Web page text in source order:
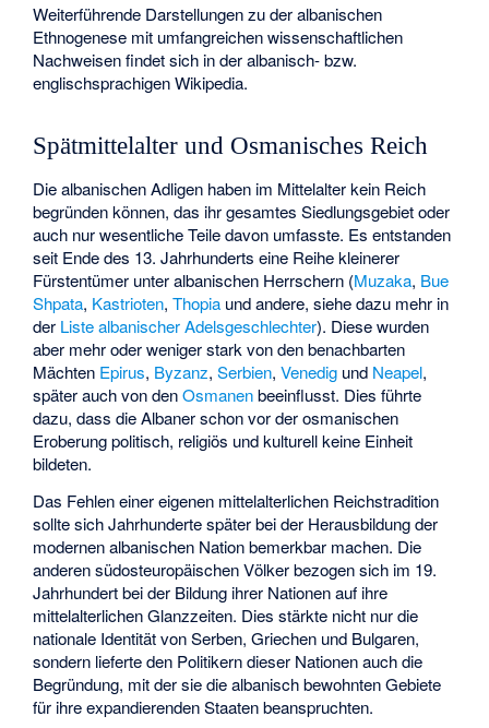
Weiterführende Darstellungen zu der albanischen
Ethnogenese mit umfangreichen wissenschaftlichen
Nachweisen findet sich in der albanisch- bzw.
englischsprachigen Wikipedia.
Spätmittelalter und Osmanisches Reich
Die albanischen Adligen haben im Mittelalter kein Reich
begründen können, das ihr gesamtes Siedlungsgebiet oder
auch nur wesentliche Teile davon umfasste. Es entstanden
seit Ende des 13. Jahrhunderts eine Reihe kleinerer
Fürstentümer unter albanischen Herrschern (Muzaka, Bue
Shpata, Kastrioten,Thopia und andere, siehe dazu mehr in
der Liste albanischer Adelsgeschlechter). Diese wurden
aber mehr oder weniger stark von den benachbarten
Mächten Epirus, Byzanz,Serbien,Venedig und Neapel,
später auch von denOsmanenbeeinflusst. Dies führte
dazu, dass die Albaner schon vor der osmanischen
Eroberung politisch, religiös und kulturell keine Einheit
bildeten.
Das Fehlen einer eigenen mittelalterlichen Reichstradition
sollte sich Jahrhunderte später bei der Herausbildung der
modernen albanischen Nation bemerkbar machen. Die
anderen südosteuropäischen Völker bezogen sich im 19.
Jahrhundert bei der Bildung ihrer Nationen auf ihre
mittelalterlichen Glanzzeiten. Dies stärkte nicht nur die
nationale Identität von Serben, Griechen und Bulgaren,
sondern lieferte den Politikern dieser Nationen auch die
Begründung, mit der sie die albanisch bewohnten Gebiete
für ihre expandierenden Staaten beanspruchten.